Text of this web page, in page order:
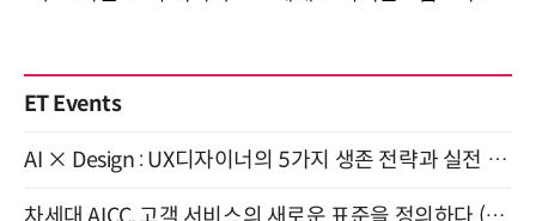
ET Events
AI × Design : UX디자이너의 5가지 생존 전략과 실전 대응 8월 28일 개최